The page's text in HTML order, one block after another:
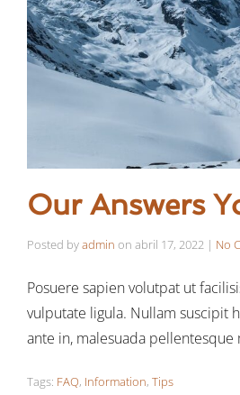
Our Answers
Posted byadmin on abril 17, 2022 | No
Posuere sapien volutpat ut
vulputate ligula. Nullam suscipit
ante in, malesuada
Tags: FAQ, Information, Tips